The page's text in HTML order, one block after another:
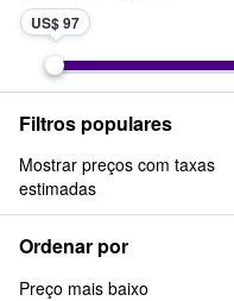
US$ 97
Filtros populares
Mostrar preços com taxas
estimadas
Ordenar por
Preço mais baixo